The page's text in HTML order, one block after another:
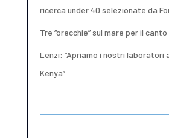
ricerca under 40 selezionate da
Tre “orecchie” sul mare per il
Lenzi: “Apriamo i nostri laboratori
Kenya”